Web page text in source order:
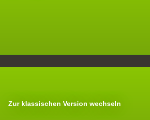
Zur klassischen Version wechseln